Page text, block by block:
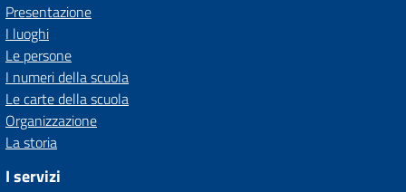
Presentazione
I luoghi
Le persone
I numeri della scuola
Le carte della scuola
Organizzazione
La storia
I servizi